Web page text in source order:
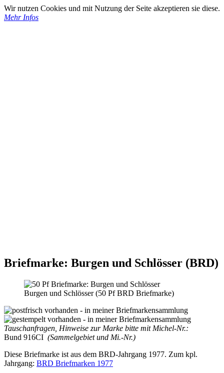
Wir nutzen Cookies und mit Nutzung der Seite akzeptieren sie diese.
Mehr Infos
Briefmarke: Burgen und Schlösser (BRD)
Burgen und Schlösser (50 Pf BRD Briefmarke)
Tauschanfragen, Hinweise zur Marke bitte mit Michel-Nr.:
Bund 916CI (Sammelgebiet und Mi.-Nr.)
Diese Briefmarke ist aus dem BRD-Jahrgang 1977. Zum kpl.
Jahrgang: BRD Briefmarken 1977